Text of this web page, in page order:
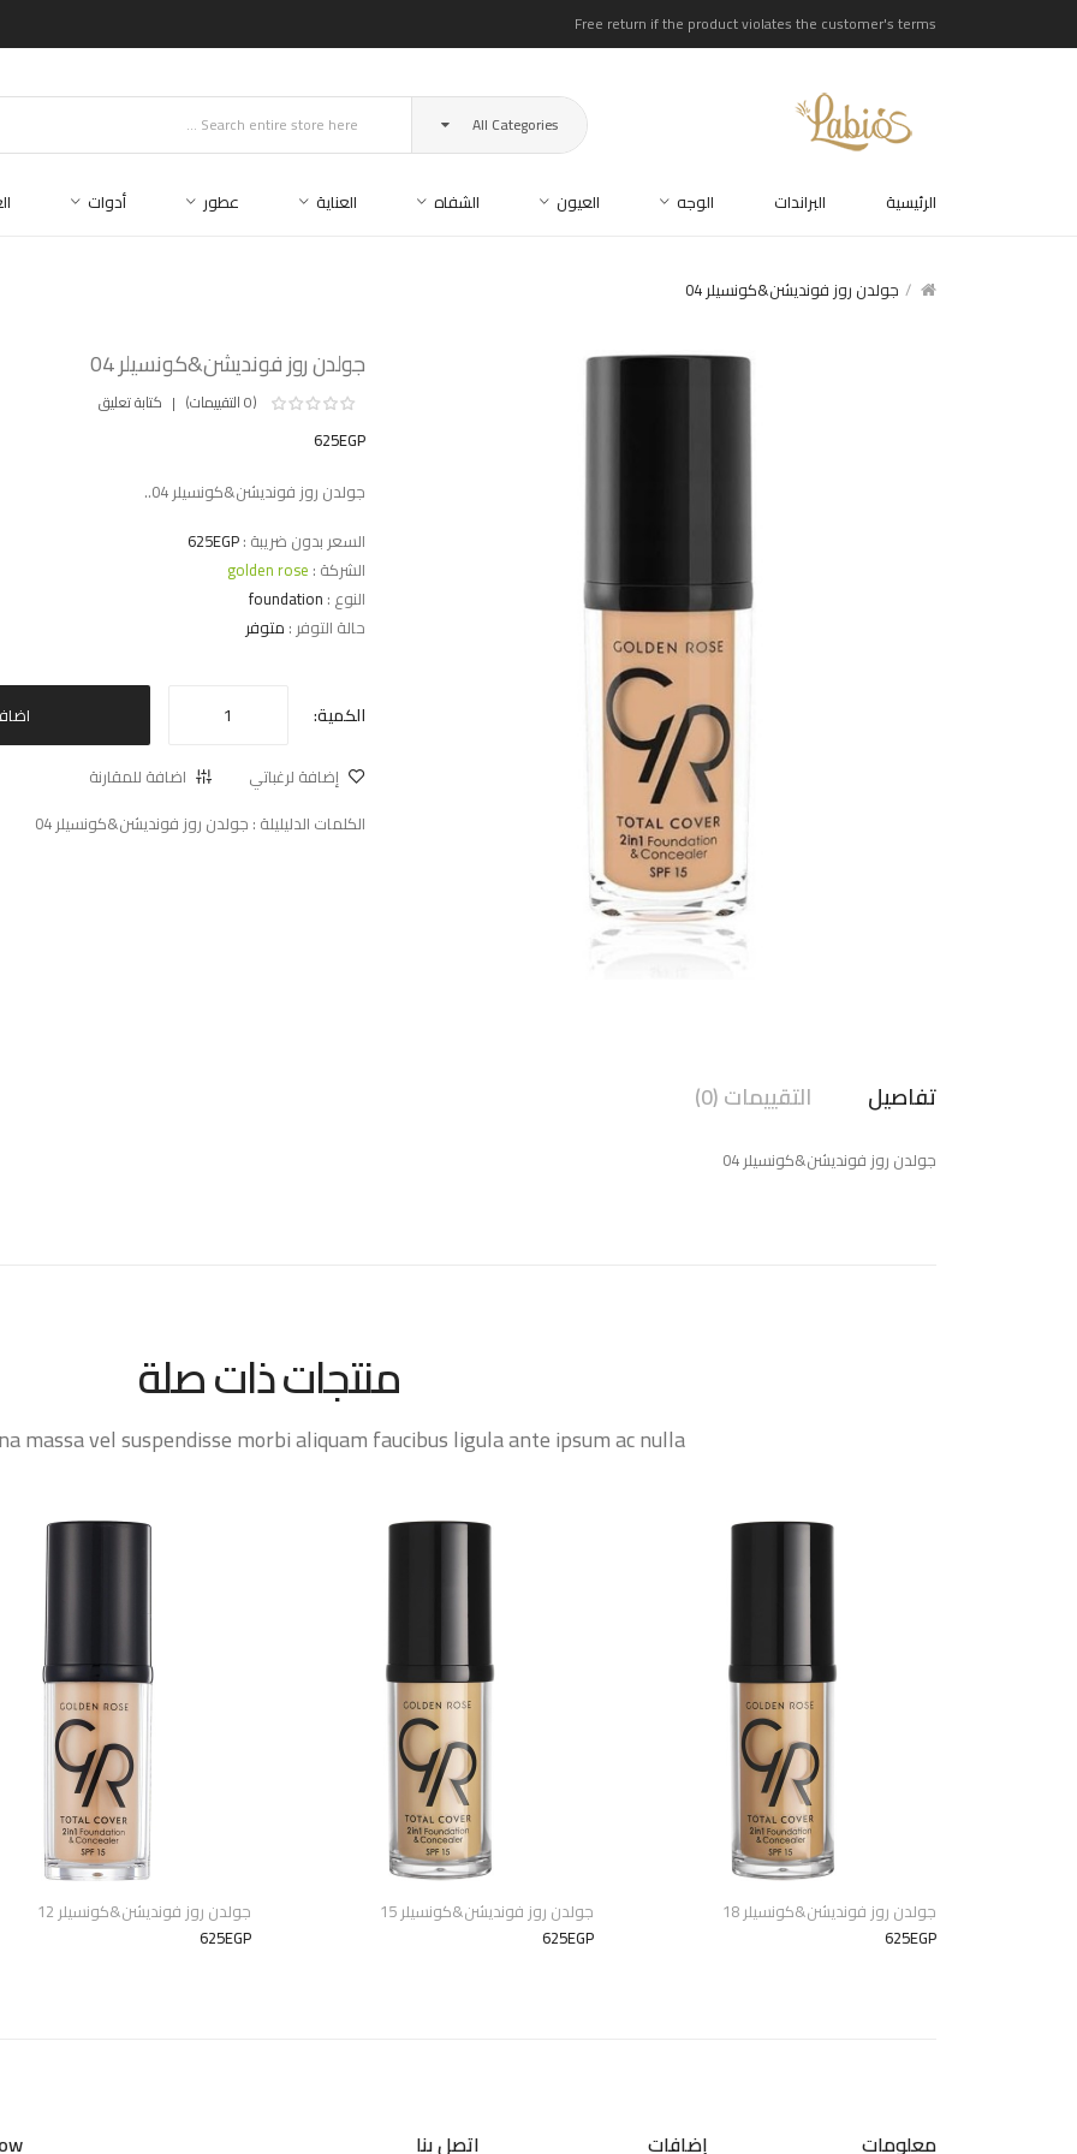
Free return if the product violates the customer's terms
All Categories
الرئيسية البراندات الوجه العيون الشفاه العناية عطور أدوات
جولدن روز فونديشن&كونسيلر 04
جولدن روز فونديشن&كونسيلر 04
(0 التقييمات) كتابة تعليق
625EGP
جولدن روز فونديشن&كونسيلر 04..
السعر بدون ضريبة :625EGP
الشركة : golden rose
النوع : foundation
حالة التوفر : متوفر
الكمية:
إضافة لرغباتي
اضافة للمقارنة
الكلمات الدليليلة : جولدن روز فونديشن&كونسيلر 04
تفاصيل التقييمات (0)
جولدن روز فونديشن&كونسيلر 04
منتجات ذات صلة
massa vel suspendisse morbi aliquam faucibus ligula ante ipsum ac nulla.
جولدن روز فونديشن&كونسيلر 12
625EGP
جولدن روز فونديشن&كونسيلر 15
625EGP
جولدن روز فونديشن&كونسيلر 18
625EGP
معلومات إضافات اتصل بنا